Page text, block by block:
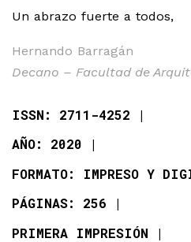
Un abrazo fuerte a todos,
Hernando Barragán
Decano – Facultad de
ISSN: 2711-4252
AÑO: 2020
FORMATO: IMPRESO Y
PÁGINAS: 256
PRIMERA IMPRESIÓN